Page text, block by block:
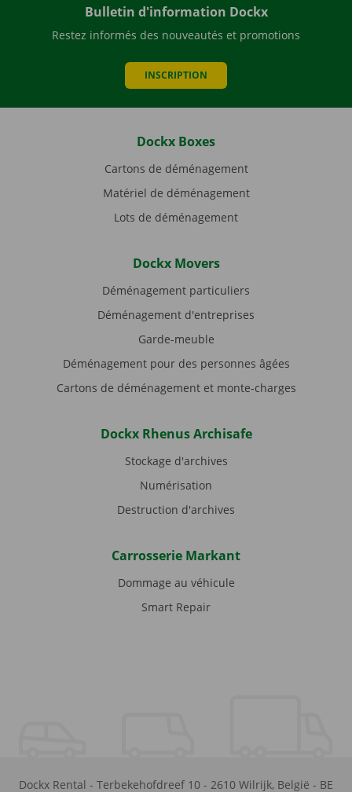
Bulletin d'information Dockx
Restez informés des nouveautés et promotions
INSCRIPTION
Dockx Boxes
Cartons de déménagement
Matériel de déménagement
Lots de déménagement
Dockx Movers
Déménagement particuliers
Déménagement d'entreprises
Garde-meuble
Déménagement pour des personnes âgées
Cartons de déménagement et monte-charges
Dockx Rhenus Archisafe
Stockage d'archives
Numérisation
Destruction d'archives
Carrosserie Markant
Dommage au véhicule
Smart Repair
Dockx Rental - Terbekehofdreef 10 - 2610 Wilrijk, België - BE